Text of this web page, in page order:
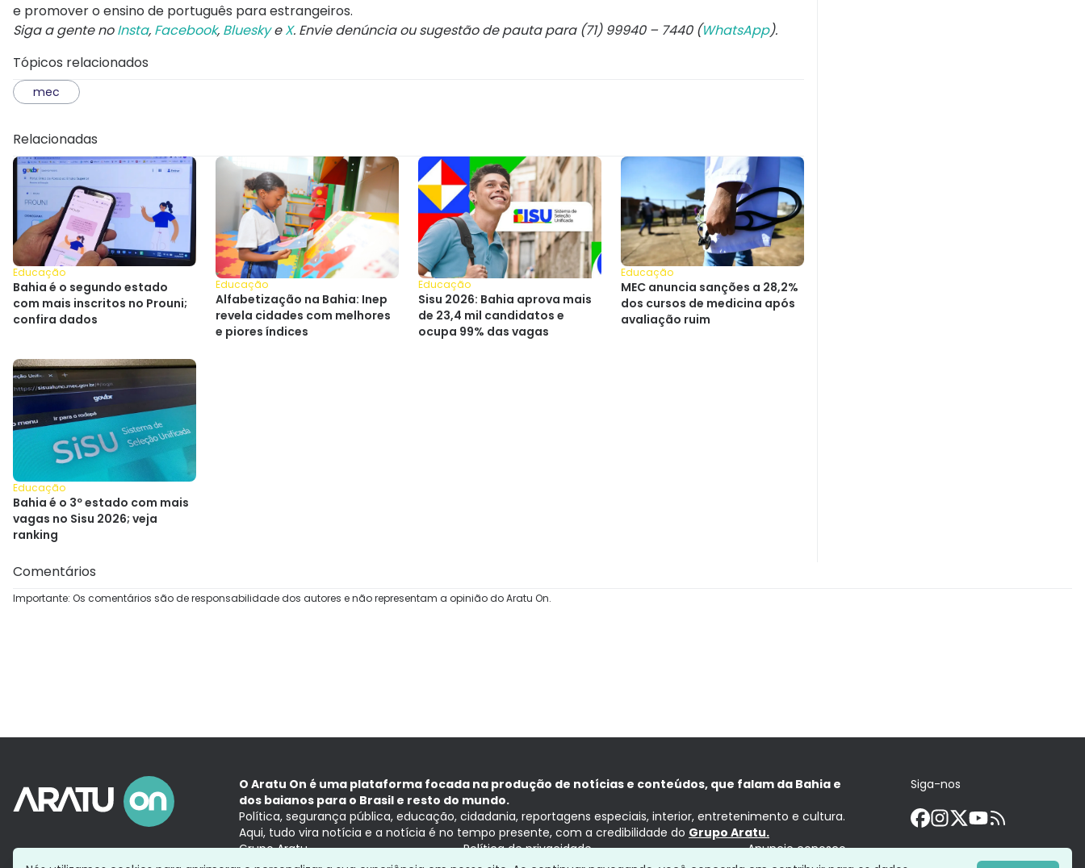
e promover o ensino de português para estrangeiros.
Siga a gente noInsta, Facebook, BlueskyeX. Envie denúncia ou sugestão de pauta para (71) 99940 – 7440 (WhatsApp).
Tópicos relacionados
mec
Relacionadas
Educação
Bahia é o segundo estado
com mais inscritos no Prouni;
confira dados
Educação
Alfabetização na Bahia: Inep
revela cidades com melhores
e piores índices
Educação
Sisu 2026: Bahia aprova mais
de 23,4 mil candidatos e
ocupa 99% das vagas
Educação
MEC anuncia sanções a 28,2%
dos cursos de medicina após
avaliação ruim
Educação
Bahia é o 3º estado com mais
vagas no Sisu 2026; veja
ranking
Comentários
Importante: Os comentários são de responsabilidade dos autores e não representam a opinião do Aratu On.
O Aratu On é uma plataforma focada na produção de notícias e conteúdos, que falam da Bahia e
dos baianos para o Brasil e resto do mundo.
Política, segurança pública, educação, cidadania, reportagens especiais, interior, entretenimento e cultura.
Aqui, tudo vira notícia e a notícia é no tempo presente, com a credibilidade do Grupo Aratu.
Grupo Aratu
Política de privacidade Anuncie conosco
Siga-nos